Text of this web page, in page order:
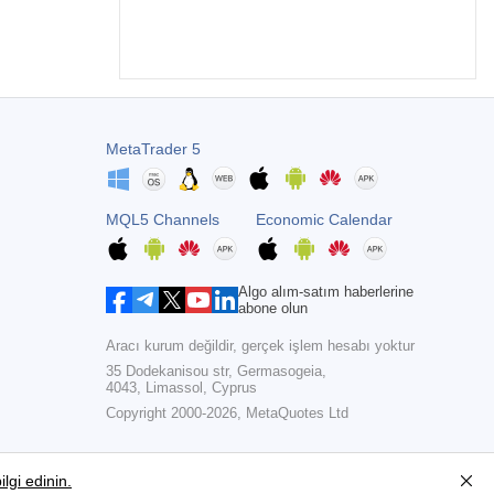
MetaTrader 5
MQL5 Channels Economic Calendar
Algo alım-satım haberlerine
abone olun
Aracı kurum değildir, gerçek işlem hesabı yoktur
35 Dodekanisou str, Germasogeia,
4043, Limassol, Cyprus
Copyright 2000-2026, MetaQuotes Ltd
edinin.